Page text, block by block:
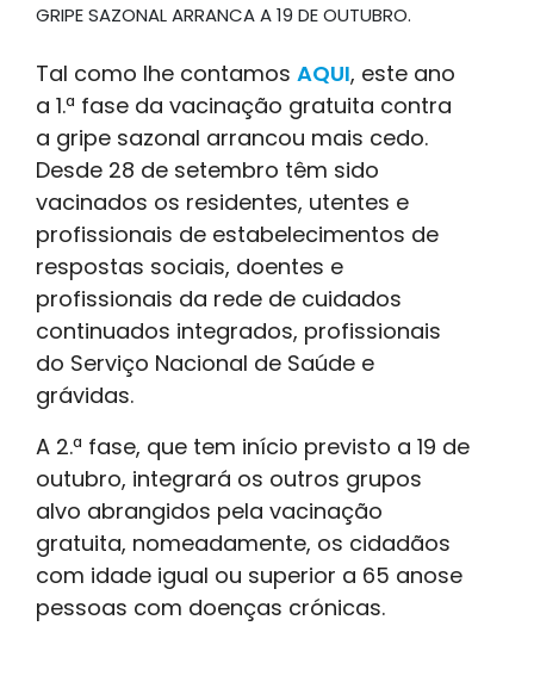
GRIPE SAZONAL ARRANCA A 19 DE OUTUBRO.
Tal como lhe contamos AQUI, este ano
a 1.ª fase da vacinação gratuita contra
a gripe sazonal arrancou mais cedo.
Desde 28 de setembro têm sido
vacinados os residentes, utentes e
profissionais de estabelecimentos de
respostas sociais, doentes e
profissionais da rede de cuidados
continuados integrados, profissionais
do Serviço Nacional de Saúde e
grávidas.
A 2.ª fase, que tem início previsto a 19 de
outubro, integrará os outros grupos
alvo abrangidos pela vacinação
gratuita, nomeadamente, os cidadãos
com idade igual ou superior a 65 anose
pessoas com doenças crónicas.